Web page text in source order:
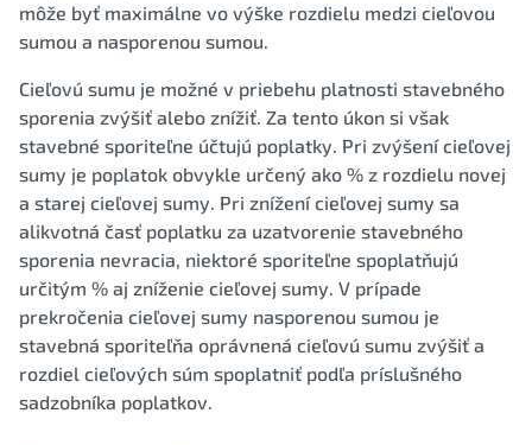
môže byť maximálne vo výške rozdielu medzi cieľovou
sumou a nasporenou sumou.
Cieľovú sumu je možné v priebehu platnosti stavebného
sporenia zvýšiť alebo znížiť. Za tento úkon si však
stavebné sporiteľne účtujú poplatky. Pri zvýšení cieľovej
sumy je poplatok obvykle určený ako % z rozdielu novej
a starej cieľovej sumy. Pri znížení cieľovej sumy sa
alikvotná časť poplatku za uzatvorenie stavebného
sporenia nevracia, niektoré sporiteľne spoplatňujú
určitým % aj zníženie cieľovej sumy. V prípade
prekročenia cieľovej sumy nasporenou sumou je
stavebná sporiteľňa oprávnená cieľovú sumu zvýšiť a
rozdiel cieľových súm spoplatniť podľa príslušného
sadzobníka poplatkov.